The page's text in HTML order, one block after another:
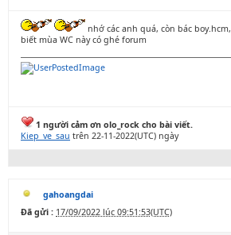
nhớ các anh quá, còn bác
biết mùa WC này có ghé forum
1 người cảm ơn olo_rock cho bài viết.
Kiep_ve_sau trên 22-11-2022(UTC) ngày
gahoangdai
Đã gửi : 17/09/2022 lúc 09:51:53(UTC)